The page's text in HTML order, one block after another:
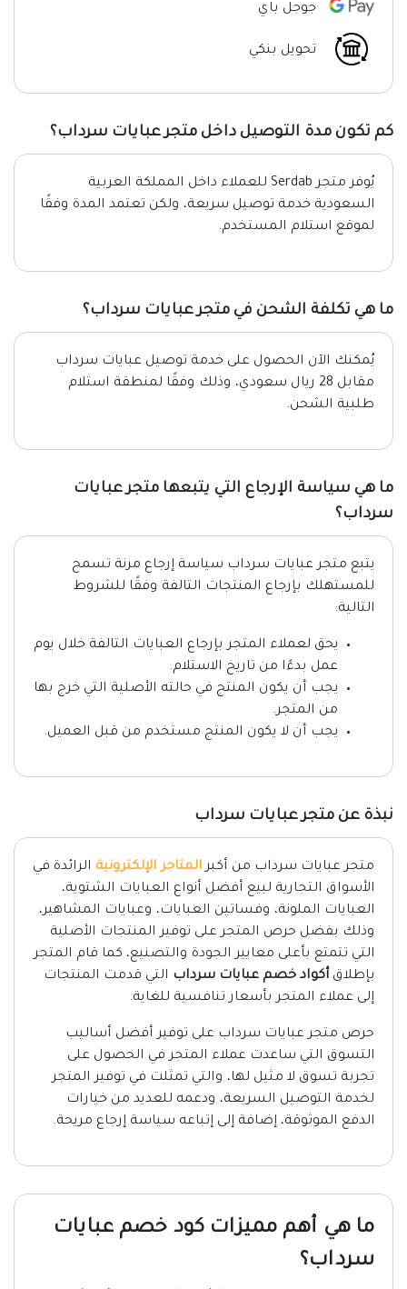
جوجل باي
تحويل بنكي
كم تكون مدة التوصيل داخل متجر عبايات سرداب؟
يُوفر متجر Serdab للعملاء داخل المملكة العربية
السعودية خدمة توصيل سريعة، ولكن تعتمد المدة وفقًا
لموقع استلام المستخدم.
ما هي تكلفة الشحن في متجر عبايات سرداب؟
يُمكنك الآن الحصول على خدمة توصيل عبايات سرداب
مقابل 28 ريال سعودي، وذلك وفقًا لمنطقة استلام
طلبية الشحن.
ما هي سياسة الإرجاع التي يتبعها متجر عبايات
سرداب؟
يتبع متجر عبايات سرداب سياسة إرجاع مرنة تسمح
للمستهلك بإرجاع المنتجات التالفة وفقًا للشروط
التالية:
يحق لعملاء المتجر بإرجاع العبايات التالفة خلال يوم
عمل بدءًا من تاريخ الاستلام.
يجب أن يكون المنتج في حالته الأصلية التي خرج بها
من المتجر.
يجب أن لا يكون المنتج مستخدم من قبل العميل.
نبذة عن متجر عبايات سرداب
متجر عبايات سرداب من أكبرالمتاجر الإلكترونية الرائدة في
الأسواق التجارية لبيع أفضل أنواع العبايات الشتوية،
العبايات الملونة، وفساتين العبايات، وعبايات المشاهير،
وذلك بفضل حرص المتجر على توفير المنتجات الأصلية
التي تتمتع بأعلى معايير الجودة والتصنيع، كما قام المتجر
بإطلاق أكواد خصم عبايات سرداب التي قدمت المنتجات
إلى عملاء المتجر بأسعار تنافسية للغاية.
حرص متجر عبايات سرداب على توفير أفضل أساليب
التسوق التي ساعدت عملاء المتجر في الحصول على
تجربة تسوق لا مثيل لها، والتي تمثلت في توفير المتجر
لخدمة التوصيل السريعة، ودعمه للعديد من خيارات
الدفع الموثوقة، إضافة إلى إتباعه سياسة إرجاع مريحة.
ما هي أهم مميزات كود خصم عبايات
سرداب؟